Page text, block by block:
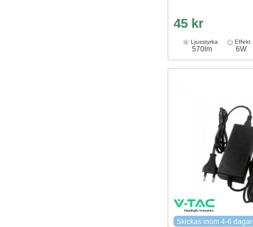
45 kr
Ljusstyrka
570lm
Effekt
6W
Skickas inom 4-6 dagar